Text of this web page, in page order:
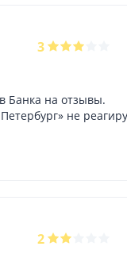
3
Банка на отзывы.
не
2